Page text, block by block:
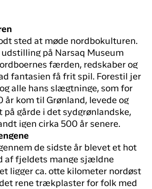
sted at møde nordbokulturen.
udstilling på Narsaq Museum
færden, redskaber og
fantasien få frit spil. Forestil jer
alle hans slægtninge, som for
år kom til Grønland, levede og
på gårde i det sydgrønlandske,
igen cirka 500 år senere.
de sidste år blevet et hot
af fjeldets mange sjældne
ligger ca. otte kilometer nordøst
rene trækplaster for folk med